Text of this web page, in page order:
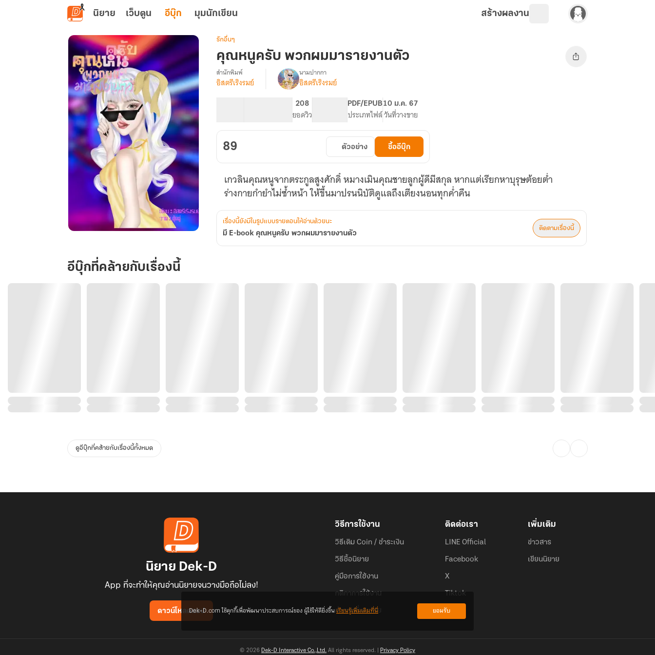
ข้ามไปยังเนื้อหาหลัก
นิยาย เว็บตูน อีบุ๊ก มุมนักเขียน สร้างผลงาน
ครับ
พวก
ผม
รักอื่นๆ
คุณหนูครับ พวกผมมารายงานตัว
เรื่อง
หนู
ครับ
พวก
ผม
รายงาน
สำนักพิมพ์
อิสตรีเริงรมย์
นามปากกา
อิสตรีเริงรมย์
208
ยอดวิว
PDF/EPUB
ประเภทไฟล์
10 ม.ค. 67
วันที่วางขาย
89 ตัวอย่าง ซื้ออีบุ๊ก
เกวลินคุณหนูจากตระกูลสูงศักดิ์ หมางเมินคุณชายลูกผู้ดีมีสกุล หากแต่เรียกหาบุรุษต้อยต่ำ
เรื่องนี้ยังมีในรูปแบบรายตอนให้อ่านด้วยนะ
มี E-book คุณหนูครับ พวกผมมารายงานตัว
ติดตามเรื่องนี้
อีบุ๊กที่คล้ายกับเรื่องนี้
ดูอีบุ๊กที่คล้ายกับเรื่องนี้ทั้งหมด
นิยาย Dek-D
App ที่จะทำให้คุณอ่านนิยายจนวางมือถือไม่ลง!
ดาวน์โหลดแอป
วิธีการใช้งาน
วิธีเติม Coin / ชำระเงิน
วิธีซื้อนิยาย
คู่มือการใช้งาน
กติกาการใช้งาน
คำถามที่พบบ่อย
ติดต่อเรา
LINE Official
Facebook
X
Tiktok
เพิ่มเติม
ข่าวสาร
เขียนนิยาย
© 2026 Dek-D Interactive Co.,Ltd. All rights reserved. | Privacy Policy
Dek-D.com ใช้คุกกี้เพื่อพัฒนาประสบการณ์ของ ผู้ใช้ให้ดียิ่งขึ้นเรียนรู้เพิ่มเติมที่นี่ ยอมรับ